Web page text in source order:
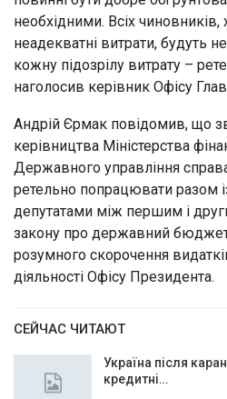
необхідними. Всіх
неадекватні витрати, будуть
кожну підозрілу витрату –
наголосив керівник Офісу
Андрій Єрмак повідомив, що
керівництва Міністерства
Державного управління
ретельно попрацювати разом
депутатами між першим і
закону про державний
розумного скорочення
діяльності Офісу Президента.
СЕЙЧАС ЧИТАЮТ
Україна після
кредитні…